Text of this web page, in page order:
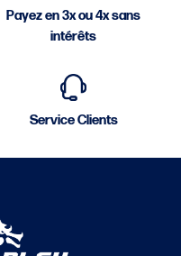
Payez en 3x ou 4x sans
intérêts
Service Clients